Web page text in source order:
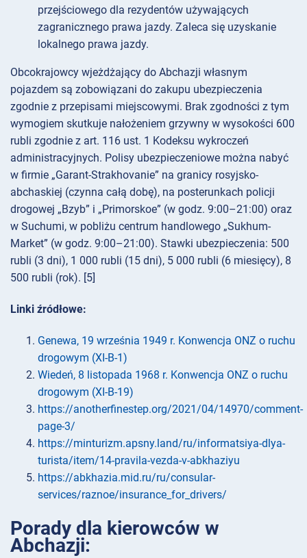
przejściowego dla rezydentów używających
zagranicznego prawa jazdy. Zaleca się uzyskanie
lokalnego prawa jazdy.
Obcokrajowcy wjeżdżający do Abchazji własnym
pojazdem są zobowiązani do zakupu ubezpieczenia
zgodnie z przepisami miejscowymi. Brak zgodności z tym
wymogiem skutkuje nałożeniem grzywny w wysokości 600
rubli zgodnie z art. 116 ust. 1 Kodeksu wykroczeń
administracyjnych. Polisy ubezpieczeniowe można nabyć
w firmie „Garant-Strakhovanie” na granicy rosyjsko-
abchaskiej (czynna całą dobę), na posterunkach policji
drogowej „Bzyb” i „Primorskoe” (w godz. 9:00–21:00) oraz
w Suchumi, w pobliżu centrum handlowego „Sukhum-
Market” (w godz. 9:00–21:00). Stawki ubezpieczenia: 500
rubli (3 dni), 1 000 rubli (15 dni), 5 000 rubli (6 miesięcy), 8
500 rubli (rok). [5]
Linki źródłowe:
Genewa, 19 września 1949 r. Konwencja ONZ o ruchu
drogowym (XI-B-1)
Wiedeń, 8 listopada 1968 r. Konwencja ONZ o ruchu
drogowym (XI-B-19)
https://anotherfinestep.org/2021/04/14970/comment-
page-3/
https://minturizm.apsny.land/ru/informatsiya-dlya-
turista/item/14-pravila-vezda-v-abkhaziyu
https://abkhazia.mid.ru/ru/consular-
services/raznoe/insurance_for_drivers/
Porady dla kierowców w
Abchazji: